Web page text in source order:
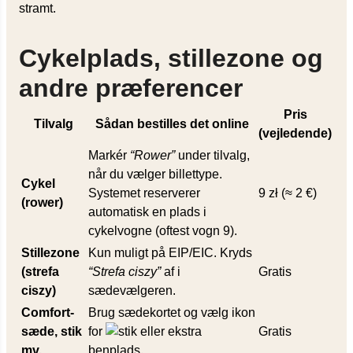
stramt.
Cykelplads, stillezone og
andre præferencer
Tilvalg Sådan bestilles det online
Pris
(vejledende)
Cykel
(rower)
Markér “Rower”under tilvalg,
når du vælger billettype.
Systemet reserverer
automatisk en plads i
cykelvogne (oftest vogn 9).
9 zł (≈ 2 €)
Stillezone
(strefa
ciszy)
Kun muligt på EIP/EIC. Kryds
“Strefa ciszy”af i
sædevælgeren.
Gratis
Comfort-
sæde, stik
Brug sædekortet og vælg ikon
for
eller ekstra
Gratis